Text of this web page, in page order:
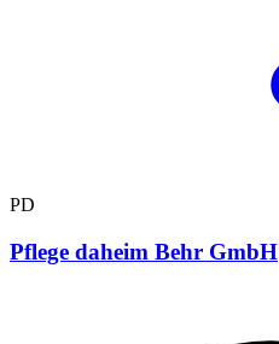
PD
Pflege daheim Behr GmbH